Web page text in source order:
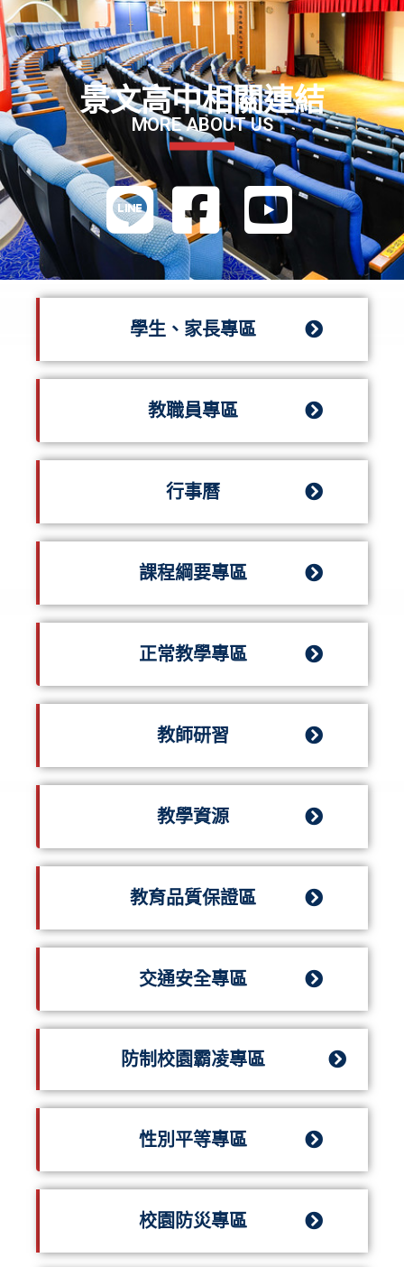
景文高中相關連結
MORE ABOUT US
學生、家長專區
教職員專區
行事曆
課程綱要專區
正常教學專區
教師研習
教學資源
教育品質保證區
交通安全專區
防制校園霸凌專區
性別平等專區
校園防災專區